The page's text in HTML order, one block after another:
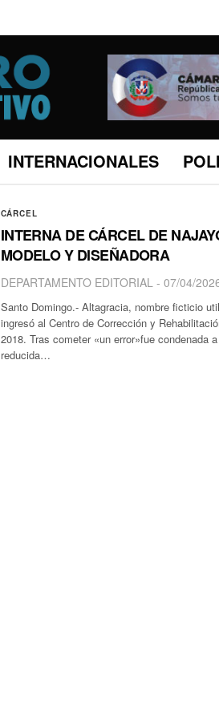
INTERNACIONALES
CÁRCEL
INTERNA DE CÁRCEL DE
MODELO Y DISEÑADORA
DEPARTAMENTO EDITORIAL 07/04/
Santo Domingo.- Altagracia, nombre ficticio
ingresó al Centro de Corrección y
2018. Tras cometer «un error»fue condenada
reducida…